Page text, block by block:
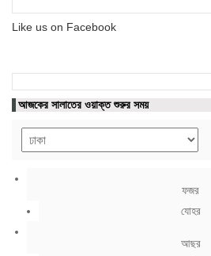
Like us on Facebook
আজকের সালাতের ওয়াক্ত শুরুর সময়
ফজর
যোহর
আছর